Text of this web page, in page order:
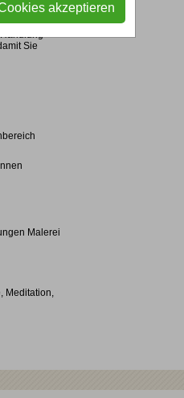
Über
was
Sie
Malerei
Meditation,
akzeptieren